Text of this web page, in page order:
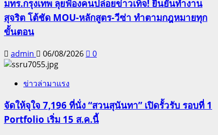
มทร.กรุงเทพ ลุยฟ้องคนปล่อยข่าวเท็จ! ยืนยันทำงาน
สุจริต โต้ชัด MOU-หลักสูตร-วีซ่า ทำตามกฎหมายทุก
ขั้นตอน
admin 06/08/2026 0
ข่าวล่ามาแรง
จัดให้จุใจ 7,196 ที่นั่ง “สวนสุนันทา” เปิดรั้วรับ รอบที่ 1
Portfolio เริ่ม 15 ส.ค.นี้